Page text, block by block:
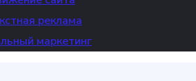
реклама
маркетинг